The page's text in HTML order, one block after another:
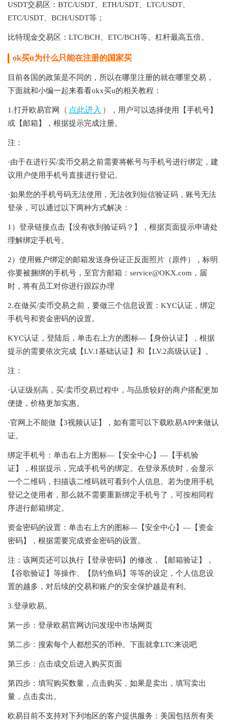
USDT交易区：BTC/USDT、ETH/USDT、LTC/USDT、
ETC/USDT、BCH/USDT等；
比特现金交易区：LTC/BCH、ETC/BCH等。杠杆最高五倍。
ok买u为什么只能在注册的国家买
目前各国的政策是不同的，所以在哪里注册的就在哪里交易，
下面就和小编一起来看看okx买u的相关教程：
1.打开欧易官网 （ 点此进入 ）
，用户可以选择使用【手机号】
或【邮箱】，根据提示完成注册。
注：
·由于在进行买/卖币交易之前需要将帐号与手机号进行绑定，建
议用户使用手机号直接进行登记。
·如果您的手机号码无法使用，无法收到短信验证码，账号无法
登录，可以通过以下两种方式解决：
1）登录链接点击【没有收到验证码？】，根据页面提示申请处
理解绑定手机号。
2）使用账户绑定的邮箱发送身份证正反面照片（原件），标明
你要被捆绑的手机号，至官方邮箱：service@OKX.com，届
时，将有员工对你进行跟踪办理
2.在做买/卖币交易之前，要做三个信息设置：KYC认证，绑定
手机号和资金密码的设置。
KYC认证，登陆后，单击右上方的图标—【身份认证】，根据
提示的需要依次完成【LV.1基础认证】和【LV.2高级认证】。
注：
·认证级别高，买/卖币交易过程中，与品质较好的商户搭配更加
便捷，价格更加实惠。
·官网上不能做【3视频认证】，如有需可以下载欧易APP来做认
证。
绑定手机号：单击右上方图标—【安全中心】—【手机验
证】，根据提示，完成手机号的绑定。在登录系统时，会显示
一个二维码，扫描该二维码就可看到个人信息。若为使用手机
登记之使用者，那么就不需要重新绑定手机号了，可按相同程
序进行邮箱绑定。
资金密码的设置：单击右上方的图标—【安全中心】—【资金
密码】，根据需要完成资金密码的设置。
注：该网页还可以执行【登录密码】的修改，【邮箱验证】，
【谷歌验证】等操作、【防钓鱼码】等等的设定，个人信息设
置的越多，对后续的交易和账户的安全保护越是有利。
3.登录欧易。
第一步：登录欧易官网访问发现中市场网页
第二步：搜索每个人都想买的币种。下面就拿LTC来说吧
第三步：点击成交后进入购买页面
第四步：填写购买数量，点击购买，如果是卖出，填写卖出
量，点击卖出。
欧易目前不支持对下列地区的客户提供服务：美国包括所有美